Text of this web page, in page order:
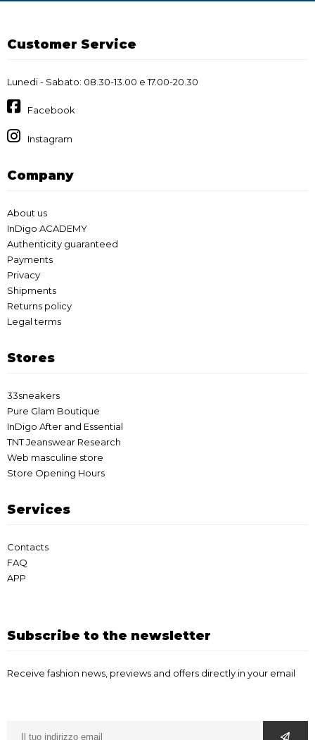
Customer Service
Lunedi - Sabato: 08.30-13.00 e 17.00-20.30
Facebook
Instagram
Company
About us
InDigo ACADEMY
Authenticity guaranteed
Payments
Privacy
Shipments
Returns policy
Legal terms
Stores
33sneakers
Pure Glam Boutique
InDigo After and Essential
TNT Jeanswear Research
Web masculine store
Store Opening Hours
Services
Contacts
FAQ
APP
Subscribe to the newsletter
Receive fashion news, previews and offers directly in your email